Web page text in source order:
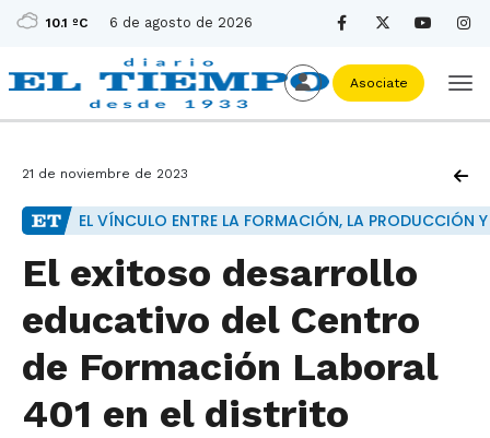
10.1 ºC 6 de agosto de 2026
Asociate
21 de noviembre de 2023
EL VÍNCULO ENTRE LA FORMACIÓN, LA PRODUCCIÓN Y
El exitoso desarrollo
educativo del Centro
de Formación Laboral
401 en el distrito